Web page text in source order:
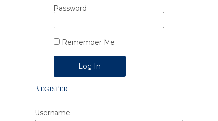
Password
Remember Me
Alternative:
Register
Username